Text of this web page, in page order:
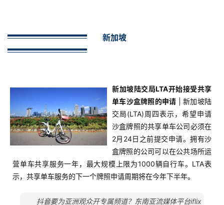
新加坡
新加坡陆交局LTA开始接受共享
单车沙盒牌照的申请 | 新加坡陆
交局(LTA)周四表示，希望申请
沙盒牌照的共享单车公司必须在
2月24日之前提交申请。拥有沙
盒牌照的公司可以在公共场所运
营单车共享服务一年，最大规模上限为1000辆自行车。LTA表
示，共享单车服务的下一个牌照申请周期将在今年下半年。
抖音要为亚洲观众开专属频道？东南亚流媒体平台iflix